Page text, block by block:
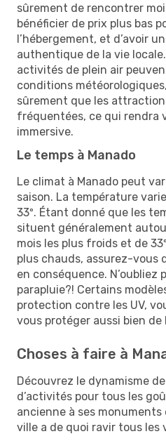
sûrement de rencontrer
bénéficier de prix plus bas
l’hébergement, et d’avoir
authentique de la vie
activités de plein air
conditions
sûrement que les
fréquentées, ce qui rendra
immersive.
Le temps à Manado
Le climat à Manado peut
saison. La température
33º. Étant donné que les
situent généralement
mois les plus froids et de
plus chauds, assurez-vous
en conséquence. N’oubliez
parapluie?! Certains
protection contre les UV,
vous protéger aussi bien de
Choses à faire à
Découvrez le dynamisme
d’activités pour tous les
ancienne à ses
ville a de quoi ravir tous les